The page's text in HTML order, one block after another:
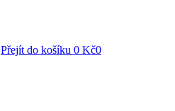
Přejít do košíku 0 Kč0